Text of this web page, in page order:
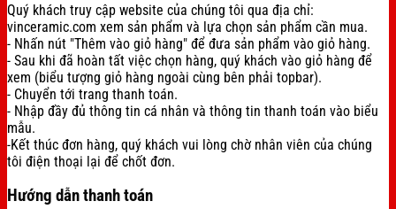
Quý khách truy cập website của chúng tôi qua địa chỉ:
vinceramic.com xem sản phẩm và lựa chọn sản phẩm cần mua.
- Nhấn nút "Thêm vào giỏ hàng" để đưa sản phẩm vào giỏ hàng.
- Sau khi đã hoàn tất việc chọn hàng, quý khách vào giỏ hàng để
xem (biểu tượng giỏ hàng ngoài cùng bên phải topbar).
- Chuyển tới trang thanh toán.
- Nhập đầy đủ thông tin cá nhân và thông tin thanh toán vào biểu
mẫu.
-Kết thúc đơn hàng, quý khách vui lòng chờ nhân viên của chúng
tôi điện thoại lại để chốt đơn.
Hướng dẫn thanh toán